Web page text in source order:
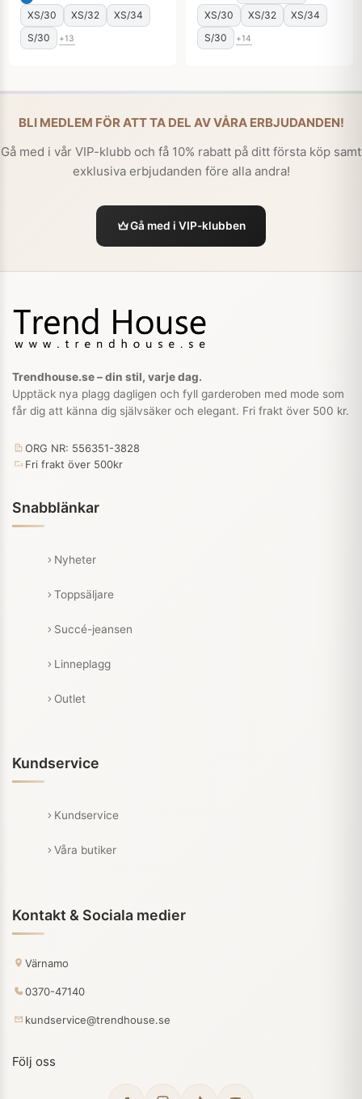
XS/30 XS/32
XS/34
S/30
+13
XS/30 XS/32
XS/34
S/30
+14
BLI MEDLEM FÖR ATT TA DEL AV VÅRA ERBJUDANDEN!
Gå med i vår VIP-klubb och få 10% rabatt på ditt första köp samt
exklusiva erbjudanden före alla andra!
Gå med i VIP-klubben
Trendhouse.se – din stil, varje dag.
Upptäck nya plagg dagligen och fyll garderoben med mode som
får dig att känna dig självsäker och elegant. Fri frakt över 500 kr.
ORG NR: 556351-3828
Fri frakt över 500kr
Snabblänkar
Nyheter
Toppsäljare
Succé-jeansen
Linneplagg
Outlet
Kundservice
Kundservice
Våra butiker
Kontakt & Sociala medier
Värnamo
0370-47140
kundservice@trendhouse.se
Följ oss